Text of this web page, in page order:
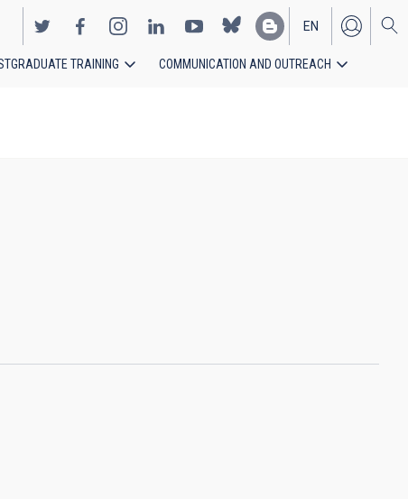
EN
ES
TRAINING COMMUNICATION AND OUTREACH